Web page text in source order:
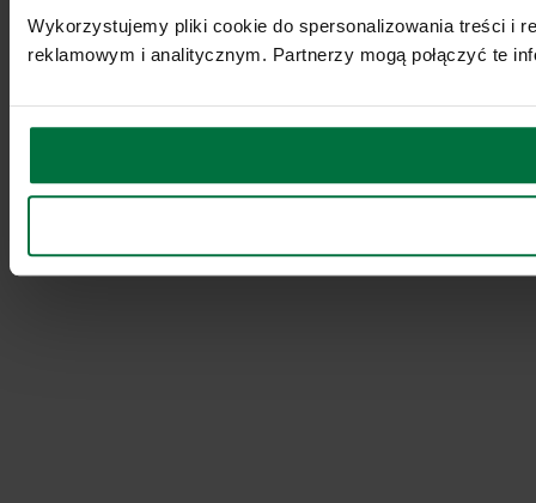
Wykorzystujemy pliki cookie do spersonalizowania treści i
reklamowym i analitycznym. Partnerzy mogą połączyć te